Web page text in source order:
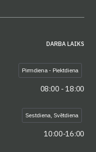
DARBA LAIKS
Pirmdiena - Piektdiena
08:00 - 18:00
Sestdiena, Svētdiena
10:00-16:00